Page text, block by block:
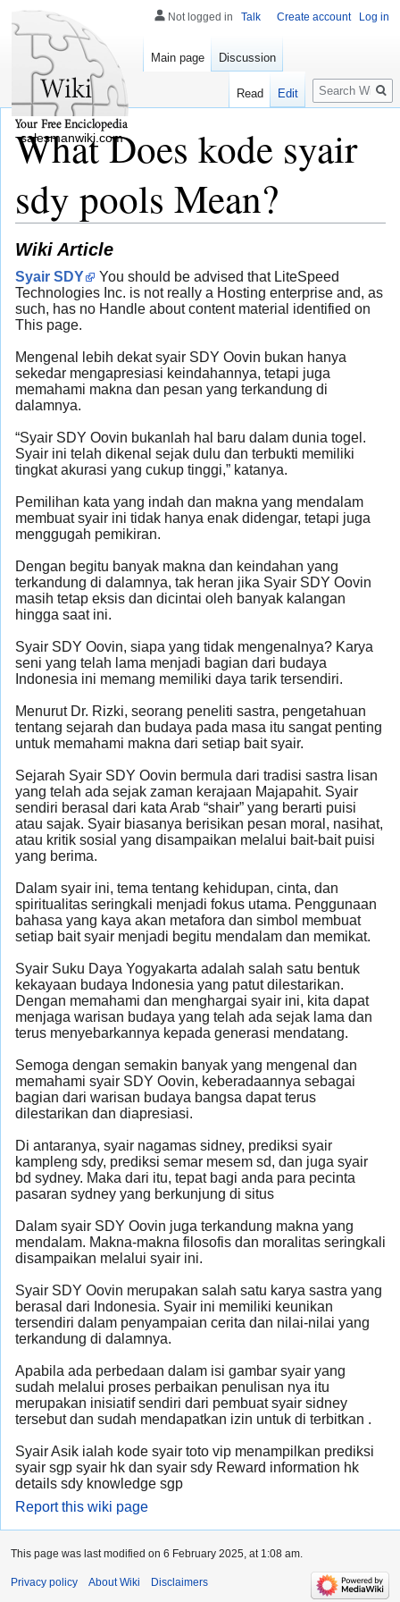
What Does kode syair
sdy pools Mean?
Wiki Article
Syair SDY
You should be advised that LiteSpeed
Technologies Inc. is not really a Hosting enterprise and, as
such, has no Handle about content material identified on
This page.
Mengenal lebih dekat syair SDY Oovin bukan hanya
sekedar mengapresiasi keindahannya, tetapi juga
memahami makna dan pesan yang terkandung di
dalamnya.
“Syair SDY Oovin bukanlah hal baru dalam dunia togel.
Syair ini telah dikenal sejak dulu dan terbukti memiliki
tingkat akurasi yang cukup tinggi,” katanya.
Pemilihan kata yang indah dan makna yang mendalam
membuat syair ini tidak hanya enak didengar, tetapi juga
menggugah pemikiran.
Dengan begitu banyak makna dan keindahan yang
terkandung di dalamnya, tak heran jika Syair SDY Oovin
masih tetap eksis dan dicintai oleh banyak kalangan
hingga saat ini.
Syair SDY Oovin, siapa yang tidak mengenalnya? Karya
seni yang telah lama menjadi bagian dari budaya
Indonesia ini memang memiliki daya tarik tersendiri.
Menurut Dr. Rizki, seorang peneliti sastra, pengetahuan
tentang sejarah dan budaya pada masa itu sangat penting
untuk memahami makna dari setiap bait syair.
Sejarah Syair SDY Oovin bermula dari tradisi sastra lisan
yang telah ada sejak zaman kerajaan Majapahit. Syair
sendiri berasal dari kata Arab “shair” yang berarti puisi
atau sajak. Syair biasanya berisikan pesan moral, nasihat,
atau kritik sosial yang disampaikan melalui bait-bait puisi
yang berima.
Dalam syair ini, tema tentang kehidupan, cinta, dan
spiritualitas seringkali menjadi fokus utama. Penggunaan
bahasa yang kaya akan metafora dan simbol membuat
setiap bait syair menjadi begitu mendalam dan memikat.
Syair Suku Daya Yogyakarta adalah salah satu bentuk
kekayaan budaya Indonesia yang patut dilestarikan.
Dengan memahami dan menghargai syair ini, kita dapat
menjaga warisan budaya yang telah ada sejak lama dan
terus menyebarkannya kepada generasi mendatang.
Semoga dengan semakin banyak yang mengenal dan
memahami syair SDY Oovin, keberadaannya sebagai
bagian dari warisan budaya bangsa dapat terus
dilestarikan dan diapresiasi.
Di antaranya, syair nagamas sidney, prediksi syair
kampleng sdy, prediksi semar mesem sd, dan juga syair
bd sydney. Maka dari itu, tepat bagi anda para pecinta
pasaran sydney yang berkunjung di situs
Dalam syair SDY Oovin juga terkandung makna yang
mendalam. Makna-makna filosofis dan moralitas seringkali
disampaikan melalui syair ini.
Syair SDY Oovin merupakan salah satu karya sastra yang
berasal dari Indonesia. Syair ini memiliki keunikan
tersendiri dalam penyampaian cerita dan nilai-nilai yang
terkandung di dalamnya.
Apabila ada perbedaan dalam isi gambar syair yang
sudah melalui proses perbaikan penulisan nya itu
merupakan inisiatif sendiri dari pembuat syair sidney
tersebut dan sudah mendapatkan izin untuk di terbitkan .
Syair Asik ialah kode syair toto vip menampilkan prediksi
syair sgp syair hk dan syair sdy Reward information hk
details sdy knowledge sgp
Report this wiki page
Not logged in Talk Create account Log in
Main page Discussion
Read Edit
Search
salesmanwiki.com
This page was last modified on 6 February 2025, at 1:08 am.
Privacy policy About Wiki Disclaimers